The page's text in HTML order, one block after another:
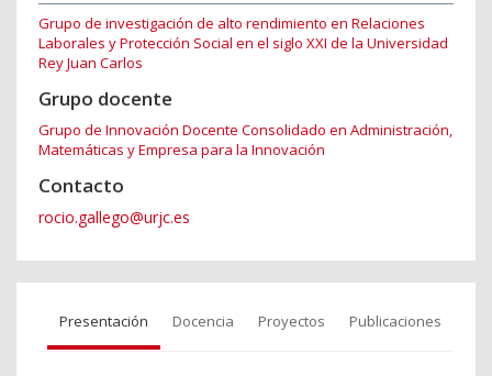
Grupo de investigación de alto rendimiento en Relaciones
Laborales y Protección Social en el siglo XXI de la Universidad
Rey Juan Carlos
Grupo docente
Grupo de Innovación Docente Consolidado en Administración,
Matemáticas y Empresa para la Innovación
Contacto
rocio.gallego@urjc.es
Presentación Docencia Proyectos Publicaciones